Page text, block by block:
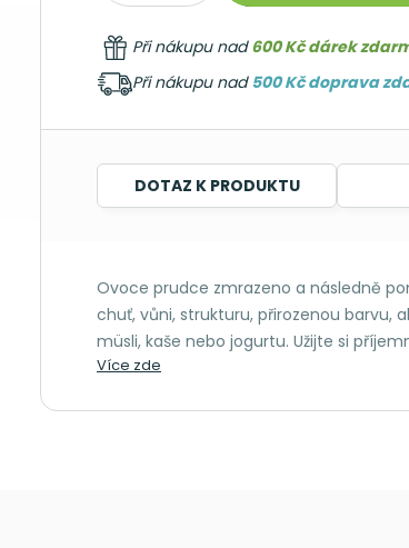
Při nákupu nad600 Kč dárek
Při nákupu nad 500 Kč doprava
DOTAZ K PRODUKTU
Ovoce prudce zmrazeno a následně
chuť, vůni, strukturu, přirozenou barvu,
müsli, kaše nebo jogurtu. Užijte si
Více zde